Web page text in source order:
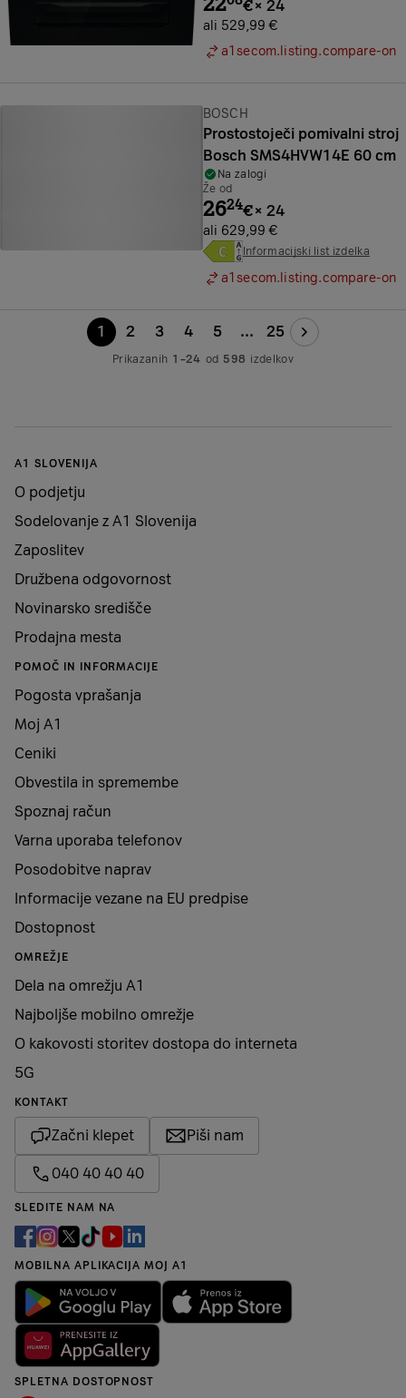
€× 24
ali 529,99 €
a1secom.listing.compare-on
Znamka:
BOSCH
Prostostoječi pomivalni stroj
Bosch SMS4HVW14E 60 cm
Na zalogi
Že od
2624€× 24
ali 629,99 €
Informacijski list izdelka
a1secom.listing.compare-on
1 2 3 4 5 ... 25
Prikazanih 1–24 od 598 izdelkov
A1 SLOVENIJA
O podjetju
Sodelovanje z A1 Slovenija
Zaposlitev
Družbena odgovornost
Novinarsko središče
Prodajna mesta
POMOČ IN INFORMACIJE
Pogosta vprašanja
Moj A1
Ceniki
Obvestila in spremembe
Spoznaj račun
Varna uporaba telefonov
Posodobitve naprav
Informacije vezane na EU predpise
Dostopnost
OMREŽJE
Dela na omrežju A1
Najboljše mobilno omrežje
O kakovosti storitev dostopa do interneta
5G
KONTAKT
Začni klepet Piši nam
040 40 40 40
SLEDITE NAM NA
MOBILNA APLIKACIJA MOJ A1
SPLETNA DOSTOPNOST